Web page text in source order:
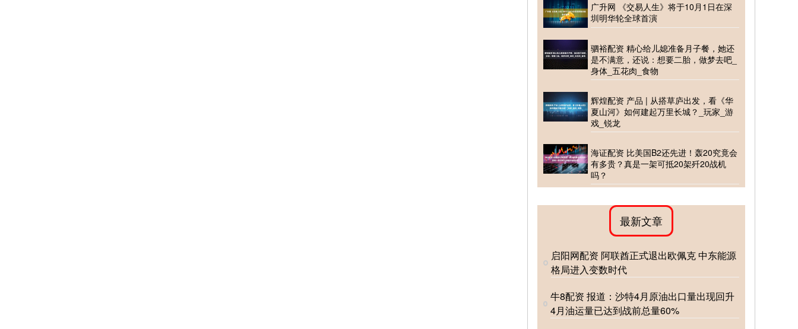
广升网 《交易人生》将于10月1日在深
圳明华轮全球首演
驷裕配资 精心给儿媳准备月子餐，她还
是不满意，还说：想要二胎，做梦去吧_
身体_五花肉_食物
辉煌配资 产品 | 从搭草庐出发，看《华
夏山河》如何建起万里长城？_玩家_游
戏_锐龙
海证配资 比美国B2还先进！轰20究竟会
有多贵？真是一架可抵20架歼20战机
吗？
最新文章
启阳网配资 阿联酋正式退出欧佩克 中东能源
格局进入变数时代
牛8配资 报道：沙特4月原油出口量出现回升
4月油运量已达到战前总量60%